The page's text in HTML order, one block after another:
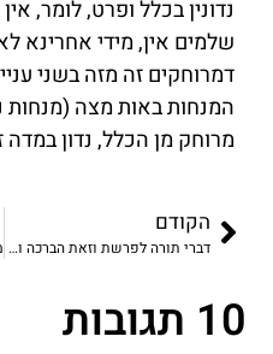
נדונין בכלל ופרט, לומר,
שלמים אין, מידי אחרינא
דמרוחקים זה מזה בשני
המנחות באות מצה
מרוחק מן הכלל, נדון
הקודם
דברי תורה לפרשת וזאת הברכה ולשמחת תורה
10 תגובות